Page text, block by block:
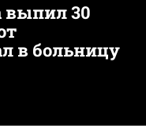
выпил 30
в больницу